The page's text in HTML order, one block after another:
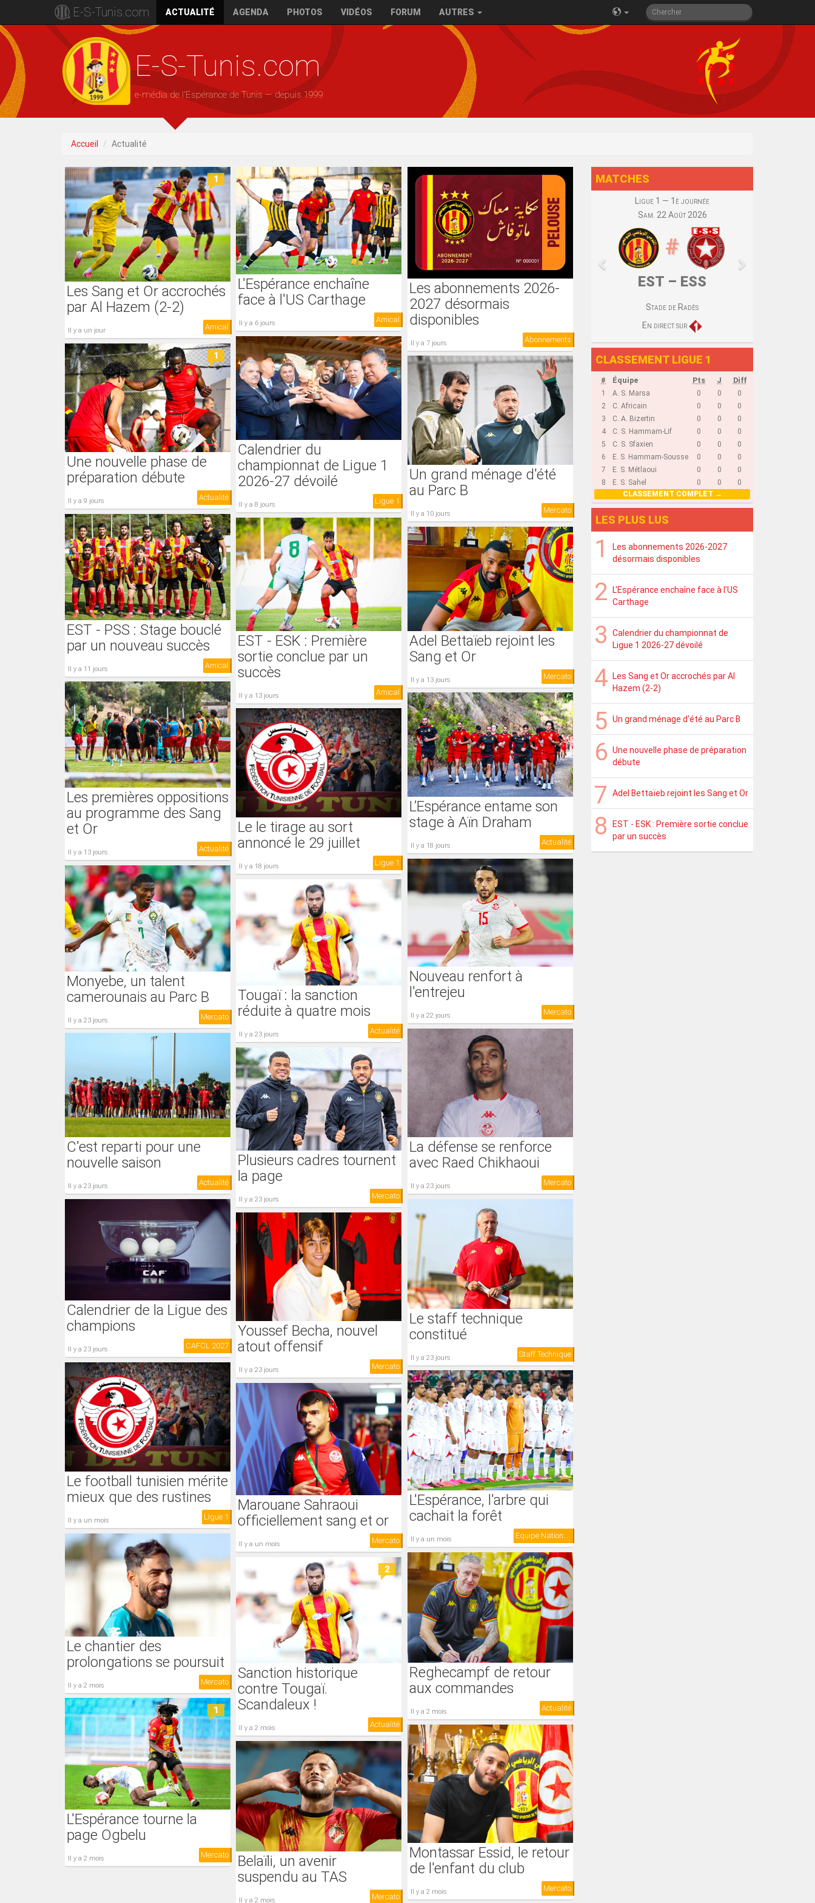
E-S-Tunis.com ACTUALITÉ AGENDA PHOTOS VIDÉOS FORUM AUTRES
E-S-Tunis.com
e-média de l'Espérance de Tunis — depuis 1999
Accueil Actualité
MATCHES
Ligue 1 — 1è journée
Sam. 22 Août 2026
#
EST – ESS
Stade de Radès
En direct sur
1
Les Sang et Or accrochés
par Al Hazem (2-2)
il y a un jour Amical
L'Espérance enchaîne
face à l'US Carthage
il y a 6 jours Amical
Les abonnements 2026-
2027 désormais
disponibles
il y a 7 jours Abonnements
Calendrier du
championnat de Ligue 1
2026-27 dévoilé
il y a 8 jours Ligue 1
1
Une nouvelle phase de
préparation débute
il y a 9 jours Actualité
Un grand ménage d'été
au Parc B
il y a 10 jours Mercato
EST - PSS : Stage bouclé
par un nouveau succès
il y a 11 jours Amical
EST - ESK : Première
sortie conclue par un
succès
il y a 13 jours Amical
Adel Bettaïeb rejoint les
Sang et Or
il y a 13 jours Mercato
Les premières oppositions
au programme des Sang
et Or
il y a 13 jours Actualité
L’Espérance entame son
stage à Aïn Draham
il y a 18 jours Actualité
Le le tirage au sort
annoncé le 29 juillet
il y a 18 jours Ligue 1
Nouveau renfort à
l'entrejeu
il y a 22 jours Mercato
Monyebe, un talent
camerounais au Parc B
il y a 23 jours Mercato
Tougaï : la sanction
réduite à quatre mois
il y a 23 jours Actualité
La défense se renforce
avec Raed Chikhaoui
il y a 23 jours Mercato
C'est reparti pour une
nouvelle saison
il y a 23 jours Actualité
Plusieurs cadres tournent
la page
il y a 23 jours Mercato
Le staff technique
constitué
il y a 23 jours Staff Technique
Calendrier de la Ligue des
champions
il y a 23 jours CAFCL 2027
Youssef Becha, nouvel
atout offensif
il y a 23 jours Mercato
Le football tunisien mérite
mieux que des rustines
il y a un mois Ligue 1
L'Espérance, l'arbre qui
cachait la forêt
il y a un mois
Marouane Sahraoui
officiellement sang et or
il y a un mois Mercato
Le chantier des
prolongations se poursuit
il y a 2 mois Mercato
Reghecampf de retour
aux commandes
il y a 2 mois Actualité
2
Sanction historique
contre Tougaï.
Scandaleux !
il y a 2 mois Actualité
1
L'Espérance tourne la
page Ogbelu
il y a 2 mois Mercato
Montassar Essid, le retour
de l'enfant du club
il y a 2 mois Mercato
Belaïli, un avenir
suspendu au TAS
il y a 2 mois Mercato
CLASSEMENT LIGUE 1
# Équipe Pts J Diff
CLASSEMENT COMPLET
1 A. S. Marsa 0 0
0
2
C. Africain 0 0
0
3
C. A. Bizertin 0 0
0
4
C. S. Hammam-Lif 0 0
0
5
C. S. Sfaxien 0 0
0
6
E. S. Hammam-Sousse 0 0
0
7
E. S. Métlaoui 0 0
0
8
E. S. Sahel 0 0 0
LES PLUS LUS
Les abonnements 2026-2027
désormais disponibles
L'Espérance enchaîne face à l'US
Carthage
Calendrier du championnat de
Ligue 1 2026-27 dévoilé
Les Sang et Or accrochés par Al
Hazem (2-2)
Un grand ménage d'été au Parc B
Une nouvelle phase de préparation
débute
Adel Bettaïeb rejoint les Sang et Or
EST - ESK : Première sortie conclue
par un succès